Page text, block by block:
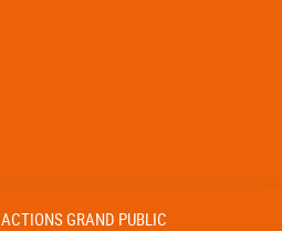
ACTIONS GRAND PUBLIC